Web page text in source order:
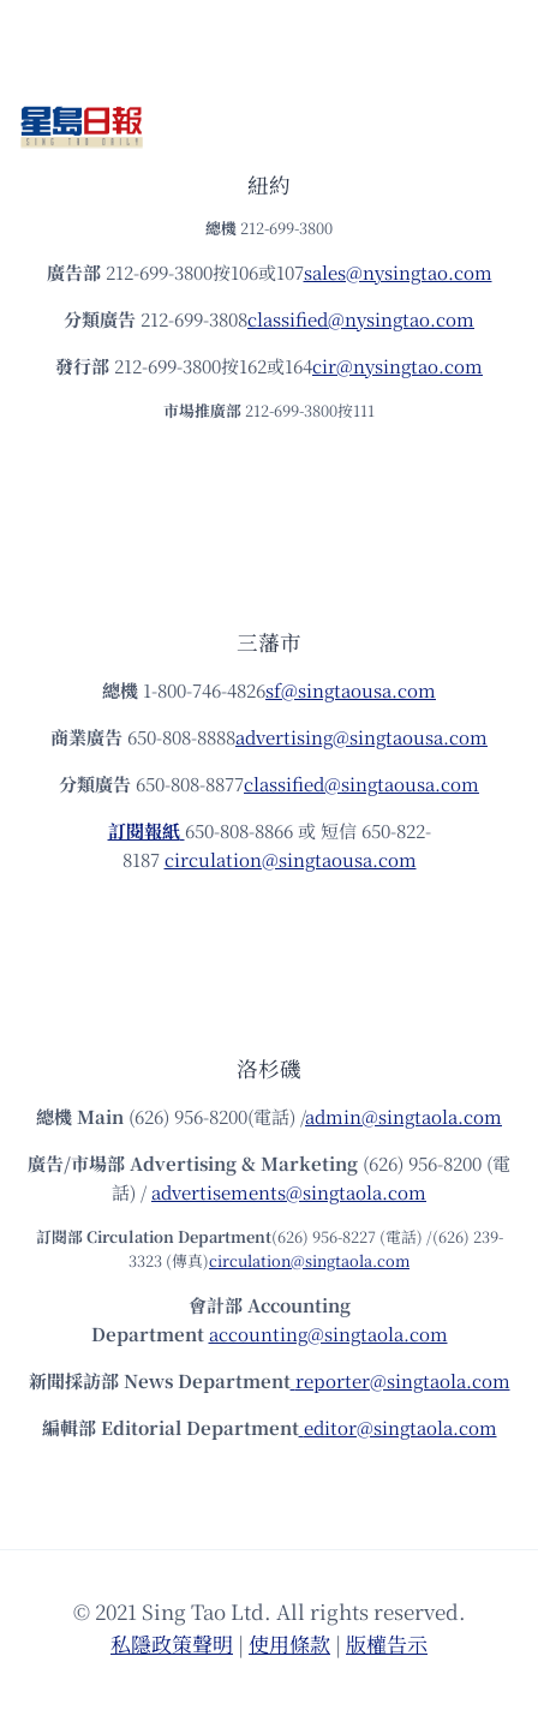
紐約
總機 212-699-3800
廣告部212-699-3800按106或107sales@nysingtao.com
分類廣告 212-699-3808classified@nysingtao.com
發⾏部 212-699-3800按162或164cir@nysingtao.com
市場推廣部 212-699-3800按111
三藩市
總機 1-800-746-4826sf@singtaousa.com
商業廣告 650-808-8888advertising@singtaousa.com
分類廣告 650-808-8877classified@singtaousa.com
訂閱報紙 650-808-8866 或 短信 650-822-
8187circulation@singtaousa.com
洛杉磯
總機Main (626) 956-8200(電話) /admin@singtaola.com
廣告/市場部Advertising & Marketing (626) 956-8200 (電
話) /advertisements@singtaola.com
訂閱部 Circulation Department(626) 956-8227 (電話) /(626) 239-
3323 (傳真)circulation@singtaola.com
會計部 Accounting
Department accounting@singtaola.com
新聞採訪部 News Department reporter@singtaola.com
編輯部 Editorial Department editor@singtaola.com
© 2021 Sing Tao Ltd. All rights reserved.
私隱政策聲明 | 使⽤條款 | 版權告⽰